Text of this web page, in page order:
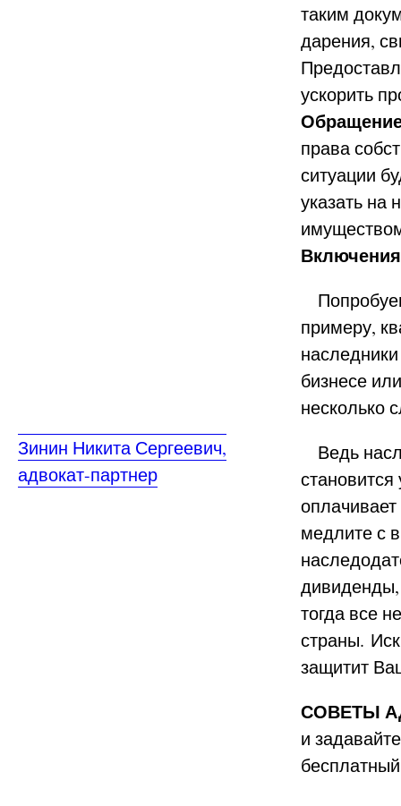
Зинин Никита Сергеевич,
адвокат-партнер
таким
дарения,
ускорить
права
ситуации
указать на
примеру,
бизнесе
несколько
Ведь
медлите с
дивиденды,
тогда все
страны.
защитит
СОВЕТЫ
и